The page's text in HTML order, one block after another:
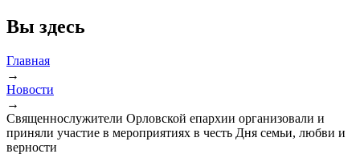
Вы здесь
Главная
→
Новости
→
Священнослужители Орловской епархии организовали и
приняли участие в мероприятиях в честь Дня семьи, любви и
верности